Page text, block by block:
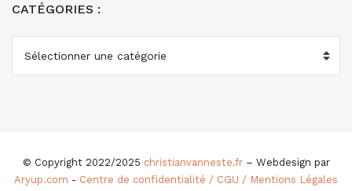
CATÉGORIES :
CATÉGORIES
© Copyright 2022/2025 christianvanneste.fr– Webdesign par
Aryup.com - Centre de confidentialité / CGU / Mentions Légales